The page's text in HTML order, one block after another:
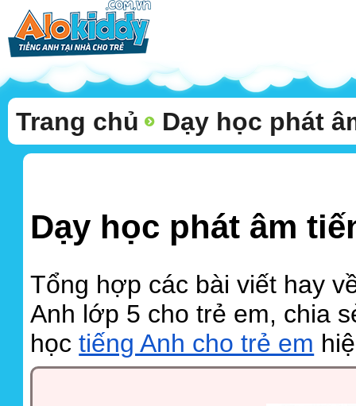
Trang chủ Dạy học phát
Dạy học phát âm
Tổng hợp các bài viết hay
Anh lớp 5 cho trẻ em, chia
họctiếng Anh cho trẻ em